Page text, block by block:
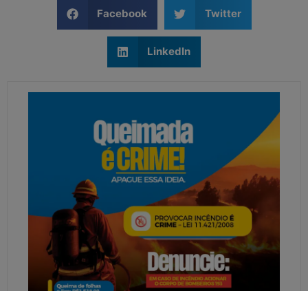
Facebook Twitter
LinkedIn